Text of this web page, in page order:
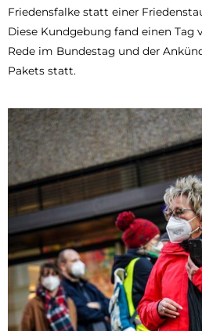
Friedensfalke statt einer
Diese Kundgebung fand einen Tag
Rede im Bundestag und der
Pakets statt.